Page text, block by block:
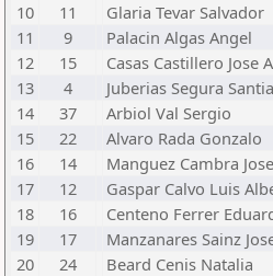
10
11 Glaria Tevar Salvador
11
9 Palacin Algas Angel
12
15 Casas Castillero Jose
13
4 Juberias Segura
14
37 Arbiol Val Sergio
15
22 Alvaro Rada Gonzalo
16
14 Manguez Cambra
17
12 Gaspar Calvo Luis
18
16 Centeno Ferrer
19
17 Manzanares Sainz
20
24 Beard Cenis Natalia